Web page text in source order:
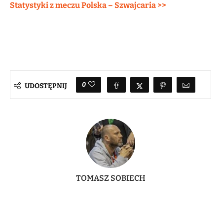
Statystyki z meczu Polska – Szwajcaria >>
UDOSTĘPNIJ 0
TOMASZ SOBIECH